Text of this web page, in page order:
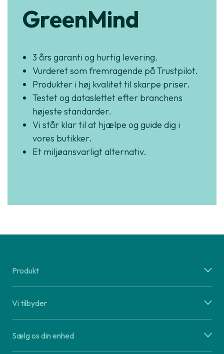
GreenMind
3 års garanti og hurtig levering.
Vurderet som fremragende på Trustpilot.
Produkter i høj kvalitet til skarpe priser.
Testet og dataslettet efter branchens
højeste standarder.
Vi står klar til at hjælpe og guide dig i
vores butikker.
Et miljøansvarligt alternativ.
Produkt
Vi tilbyder
Sælg os din enhed